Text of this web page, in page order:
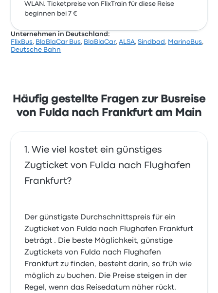
WLAN. Ticketpreise von FlixTrain für diese Reise
beginnen bei 7 €
Unternehmen in Deutschland:
FlixBus, BlaBlaCar Bus, BlaBlaCar,ALSA,Sindbad , MarinoBus,
Deutsche Bahn
Häufig gestellte Fragen zur Busreise
von Fulda nach Frankfurt am Main
Wie viel kostet ein günstiges
Zugticket von Fulda nach Flughafen
Frankfurt?
Der günstigste Durchschnittspreis für ein
Zugticket von Fulda nach Flughafen Frankfurt
beträgt . Die beste Möglichkeit, günstige
Zugtickets von Fulda nach Flughafen
Frankfurt zu finden, besteht darin, so früh wie
möglich zu buchen. Die Preise steigen in der
Regel, wenn das Reisedatum näher rückt.